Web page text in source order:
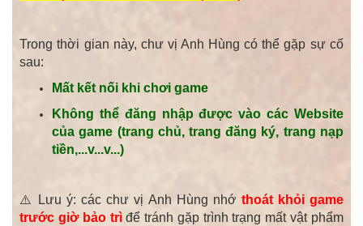
Trong thời gian này, chư vị Anh Hùng có thể gặp sự cố
sau:
Mất kết nối khi chơi game
Không thể đăng nhập được vào các Website
của game (trang chủ, trang đăng ký, trang nạp
tiền,...v...v...)
⚠️ Lưu ý: các chư vị Anh Hùng nhớ thoát khỏi game
trước giờ bảo trìđể tránh gặp trình trạng mất vật phẩm